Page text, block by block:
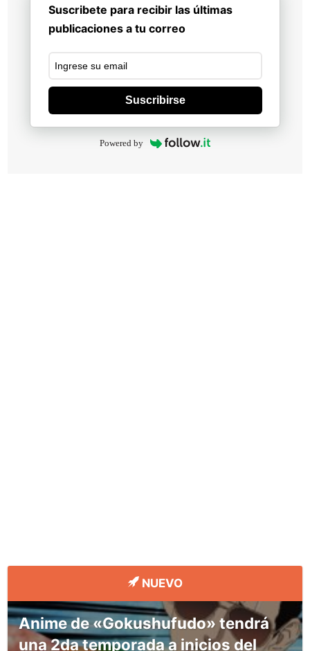
Suscribete para recibir las últimas
publicaciones a tu correo
Suscribirse
Powered by
NUEVO
Anime de «Gokushufudo» tendrá
una 2da temporada a inicios del